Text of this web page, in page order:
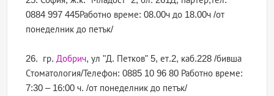
0884 997 445Работно време: 08.00ч до 18.00ч /от
понеделник до петък/
26. гр. Добрич, ул "Д. Петков" 5, ет.2, каб.228 /бивша
Стоматология/Телефон: 0885 10 96 80 Работно време:
7:30 – 16:00 ч. /от понеделник до петък/